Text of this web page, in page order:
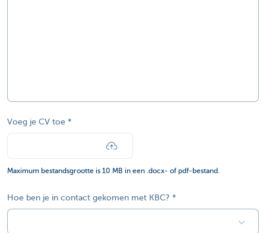
Voeg je CV toe
Maximum bestandsgrootte is 10 MB in een .docx- of pdf-bestand.
Hoe ben je in contact gekomen met KBC?